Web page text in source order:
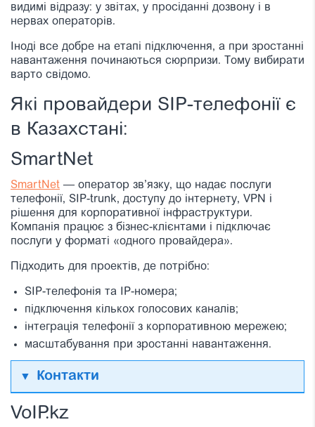
видимі відразу: у звітах, у просіданні дозвону і в
нервах операторів.
Іноді все добре на етапі підключення, а при зростанні
навантаження починаються сюрпризи. Тому вибирати
варто свідомо.
Які провайдери SIP-телефонії є
в Казахстані:
SmartNet
SmartNet — оператор зв’язку, що надає послуги
телефонії, SIP-trunk, доступу до інтернету, VPN і
рішення для корпоративної інфраструктури.
Компанія працює з бізнес-клієнтами і підключає
послуги у форматі «одного провайдера».
Підходить для проектів, де потрібно:
SIP-телефонія та IP-номера;
підключення кількох голосових каналів;
інтеграція телефонії з корпоративною мережею;
масштабування при зростанні навантаження.
Контакти
VoIP.kz